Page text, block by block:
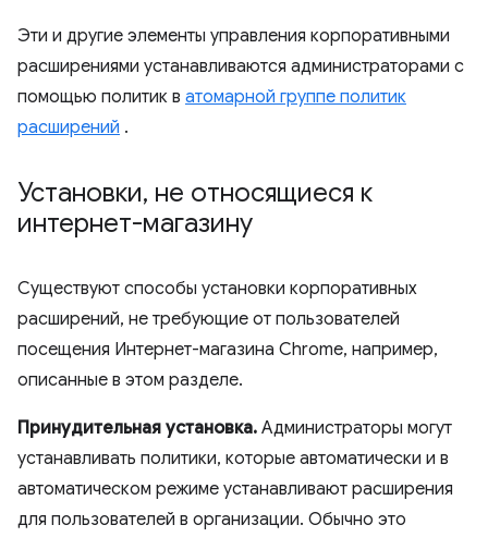
Эти и другие элементы управления корпоративными
расширениями устанавливаются администраторами с
помощью политик в атомарной группе политик
расширений .
Установки, не относящиеся к
интернет-магазину
Существуют способы установки корпоративных
расширений, не требующие от пользователей
посещения Интернет-магазина Chrome, например,
описанные в этом разделе.
Принудительная установка. Администраторы могут
устанавливать политики, которые автоматически и в
автоматическом режиме устанавливают расширения
для пользователей в организации. Обычно это